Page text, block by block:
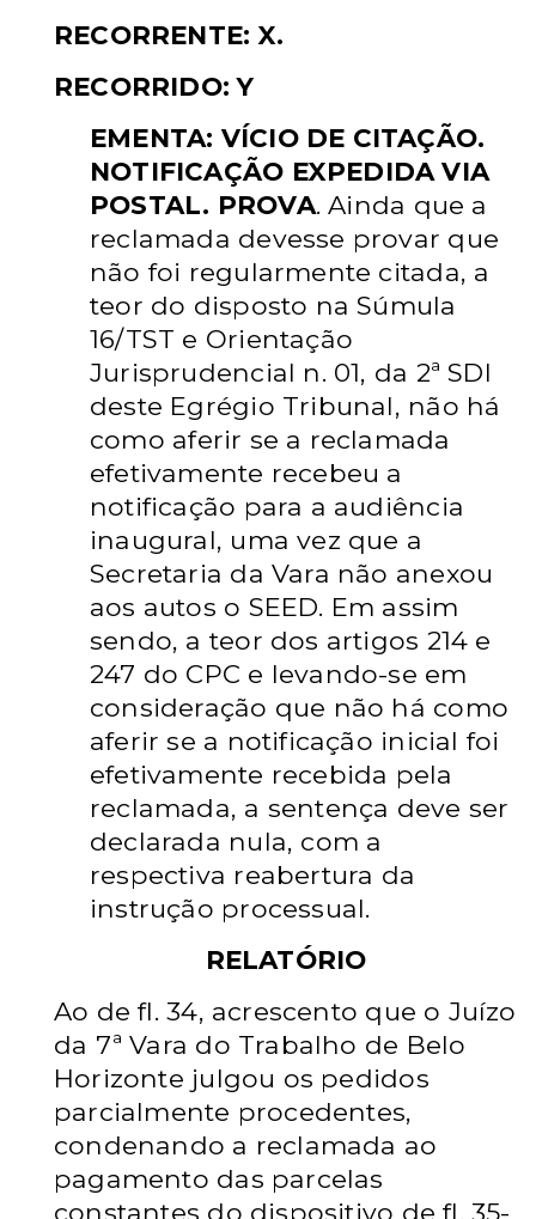
RECORRENTE: X.
RECORRIDO: Y
EMENTA: VÍCIO DE CITAÇÃO.
NOTIFICAÇÃO EXPEDIDA VIA
POSTAL. PROVA. Ainda que a
reclamada devesse provar que
não foi regularmente citada, a
teor do disposto na Súmula
16/TST e Orientação
Jurisprudencial n. 01, da 2ª SDI
deste Egrégio Tribunal, não há
como aferir se a reclamada
efetivamente recebeu a
notificação para a audiência
inaugural, uma vez que a
Secretaria da Vara não anexou
aos autos o SEED. Em assim
sendo, a teor dos artigos 214 e
247 do CPC e levando-se em
consideração que não há como
aferir se a notificação inicial foi
efetivamente recebida pela
reclamada, a sentença deve ser
declarada nula, com a
respectiva reabertura da
instrução processual.
RELATÓRIO
Ao de fl. 34, acrescento que o Juízo
da 7ª Vara do Trabalho de Belo
Horizonte julgou os pedidos
parcialmente procedentes,
condenando a reclamada ao
pagamento das parcelas
constantes do dispositivo de fl. 35-